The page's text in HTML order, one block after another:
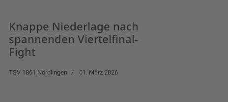
Knappe Niederlage nach
spannenden Viertelfinal-
Fight
TSV 1861 Nördlingen 01. März 2026